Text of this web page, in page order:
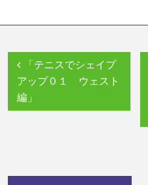
「テニスでシェイプ
アップ０１ ウェスト
編」